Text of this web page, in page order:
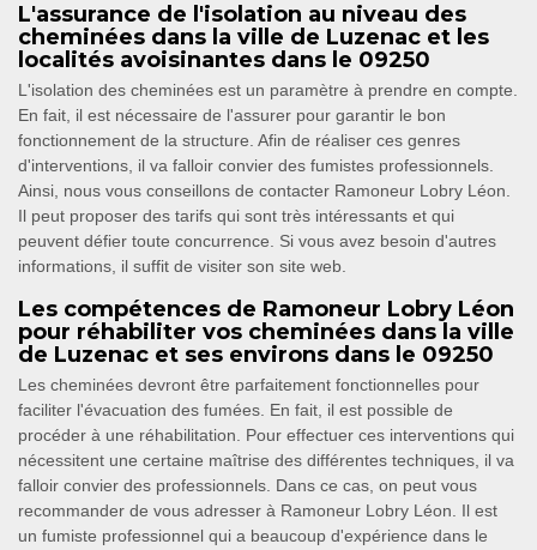
L'assurance de l'isolation au niveau des
cheminées dans la ville de Luzenac et les
localités avoisinantes dans le 09250
L'isolation des cheminées est un paramètre à prendre en compte.
En fait, il est nécessaire de l'assurer pour garantir le bon
fonctionnement de la structure. Afin de réaliser ces genres
d'interventions, il va falloir convier des fumistes professionnels.
Ainsi, nous vous conseillons de contacter Ramoneur Lobry Léon.
Il peut proposer des tarifs qui sont très intéressants et qui
peuvent défier toute concurrence. Si vous avez besoin d'autres
informations, il suffit de visiter son site web.
Les compétences de Ramoneur Lobry Léon
pour réhabiliter vos cheminées dans la ville
de Luzenac et ses environs dans le 09250
Les cheminées devront être parfaitement fonctionnelles pour
faciliter l'évacuation des fumées. En fait, il est possible de
procéder à une réhabilitation. Pour effectuer ces interventions qui
nécessitent une certaine maîtrise des différentes techniques, il va
falloir convier des professionnels. Dans ce cas, on peut vous
recommander de vous adresser à Ramoneur Lobry Léon. Il est
un fumiste professionnel qui a beaucoup d'expérience dans le